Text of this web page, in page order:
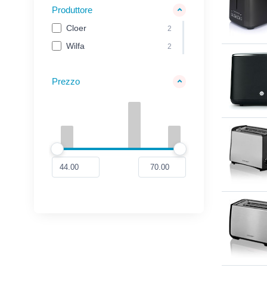
Produttore
Cloer 2
Wilfa 2
Prezzo